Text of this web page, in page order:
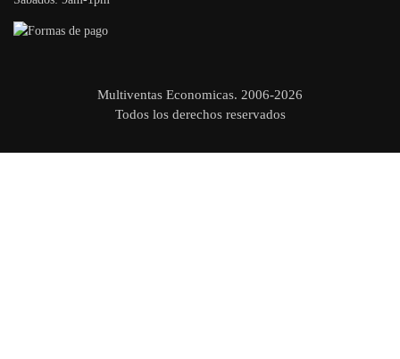
Multiventas Economicas. 2006-2026
Todos los derechos reservados